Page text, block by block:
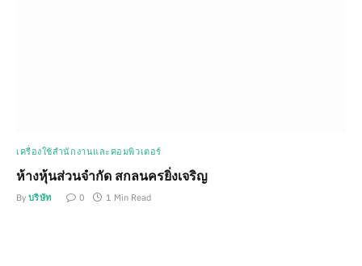
เครื่องใช้สำนักงานและคอมพิวเตอร์
ห้างหุ้นส่วนจำกัด สกลนครยิ่งเจริญ
By บริษัท 0 1 Min Read